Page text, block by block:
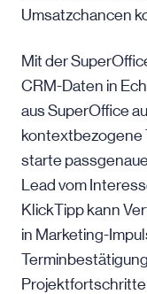
Umsatzchancen
Mit der
CRM-Daten in
aus SuperOffice
kontextbezogene
starte
Lead vom
KlickTipp kann
in Marketing-